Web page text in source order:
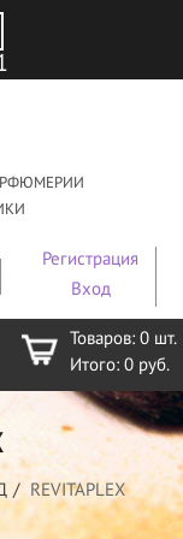
Регистрация
Вход
Товаров: 0 шт.
Итого: 0 руб.
REVITAPLEX